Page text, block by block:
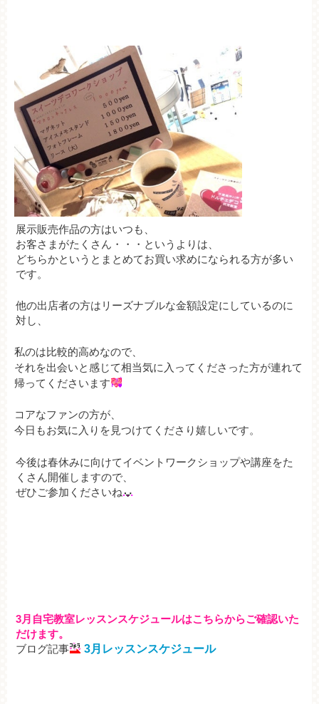
展示販売作品の方はいつも、
お客さまがたくさん・・・というよりは、
どちらかというとまとめてお買い求めになられる方が多い
です。
他の出店者の方はリーズナブルな金額設定にしているのに
対し、
私のは比較的高めなので、
それを出会いと感じて相当気に入ってくださった方が連れて
帰ってくださいます
コアなファンの方が、
今日もお気に入りを見つけてくださり嬉しいです。
今後は春休みに向けてイベントワークショップや講座をた
くさん開催しますので、
ぜひご参加くださいね
3月自宅教室レッスンスケジュールはこちらからご確認いた
だけます。
ブログ記事
3月レッスンスケジュール